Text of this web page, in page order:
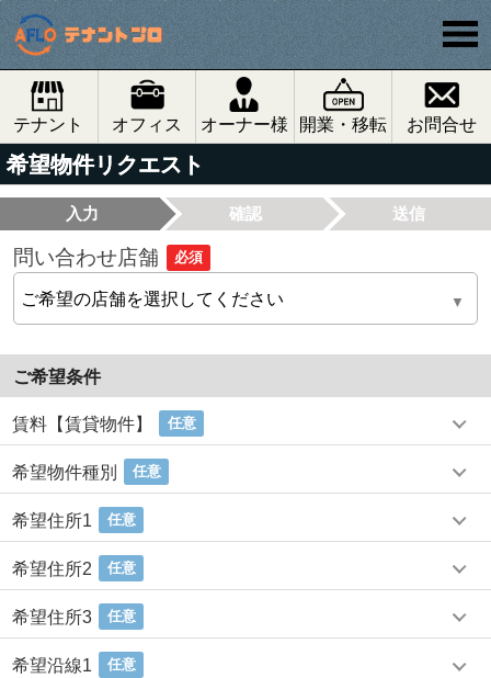
テナント オフィス オーナー様 開業・移転 お問合せ
希望物件リクエスト
入力 確認 送信
問い合わせ店舗 必須
ご希望条件
賃料【賃貸物件】 任意
希望物件種別 任意
希望住所1 任意
希望住所2 任意
希望住所3 任意
希望沿線1 任意